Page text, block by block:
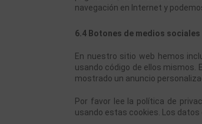
navegación en Internet y
6.4 Botones de medios sociales
En nuestro sitio web hemos
usando código de ellos mismos.
mostrado un anuncio
Por favor lee la política de
usando estas cookies. Los